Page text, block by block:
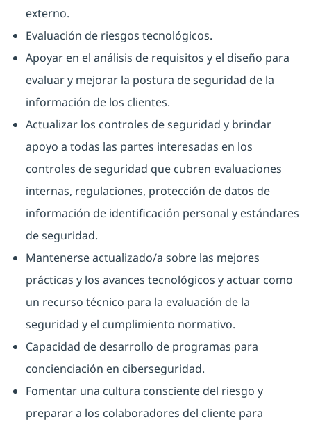
externo.
Evaluación de riesgos tecnológicos.
Apoyar en el análisis de requisitos y el diseño para
evaluar y mejorar la postura de seguridad de la
información de los clientes.
Actualizar los controles de seguridad y brindar
apoyo a todas las partes interesadas en los
controles de seguridad que cubren evaluaciones
internas, regulaciones, protección de datos de
información de identificación personal y estándares
de seguridad.
Mantenerse actualizado/a sobre las mejores
prácticas y los avances tecnológicos y actuar como
un recurso técnico para la evaluación de la
seguridad y el cumplimiento normativo.
Capacidad de desarrollo de programas para
concienciación en ciberseguridad.
Fomentar una cultura consciente del riesgo y
preparar a los colaboradores del cliente para